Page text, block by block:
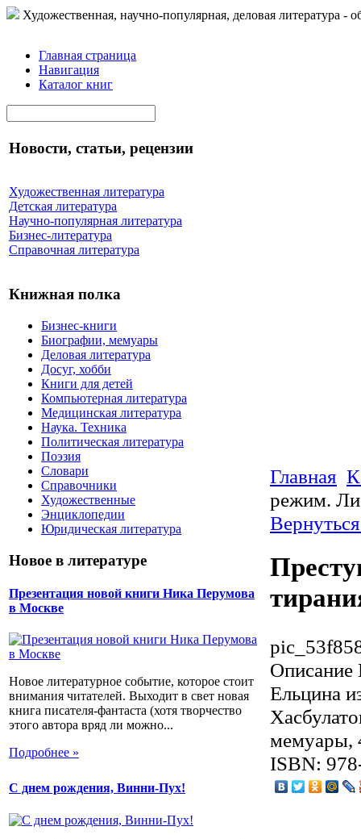
Художественная, научно-популярная, деловая литература -
Главная страница
Навигация
Каталог книг
Новости, статьи, рецензии
Художественная литература
Детская литература
Научно-популярная литература
Бизнес-литература
Справочная литература
Книжная полка
Бизнес-книги
Биографии, мемуары
Деловая литература
Досуг, хобби
Книги для детей
Компьютерная литература
Медицинская литература
Наука. Техника
Политическая литература
Поэзия
Словари
Справочники
Художественные
Энциклопедии
Юридическая литература
Новое в литературе
Презентация новой книги Ника Перумова
в Москве
Новое литературное событие, которое стоит
внимания читателей. Выходит в свет новая
книга писателя-фантаста (хотя творчество
этого автора вряд ли можно...
Подробнее »
С днем рождения, Винни-Пух!
Главная
режим.
Описание
Ельцина
мемуары,
ISBN: